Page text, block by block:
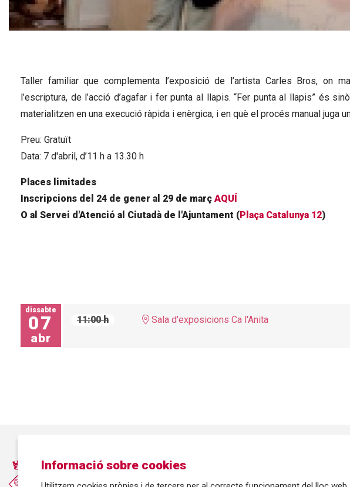
Taller familiar que complementa l’exposició de l’artista Carles Bros, on
l’escriptura, de l’acció d’agafar i fer punta al llapis. “Fer punta al llapis” és
materialitzen en una execució ràpida i enèrgica, i en què el procés manual juga
Preu: Gratuït
Data: 7 d'abril, d’11 h a 13.30 h
Places limitades
Inscripcions del 24 de gener al 29 de març AQUÍ
O al Servei d'Atenció al Ciutadà de l'Ajuntament (Plaça Catalunya 12)
dissabte
07
abr
11:00 h Sala d'exposicions Ca l'Anita
Informació sobre cookies